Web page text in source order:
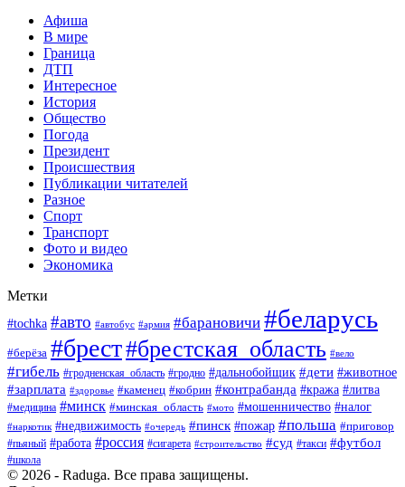
Афиша
В мире
Граница
ДТП
Интересное
История
Общество
Погода
Президент
Происшествия
Публикации читателей
Разное
Спорт
Транспорт
Фото и видео
Экономика
Метки
#tochka #авто #автобус #армия #барановичи #беларусь
#берёза #брест#брестская_область #вело
#гибель #гродненская_область #гродно #дальнобойщик #дети #животное
#зарплата #здоровье #каменец #кобрин #контрабанда #кража #литва
#медицина #минск #минская_область #мото #мошенничество #налог
#наркотик #недвижимость #очередь #пинск #пожар #польша #приговор
#пьяный #работа #россия #сигарета #строительство #суд #такси #футбол
#школа
© 2026 - Raduga. Все права защищены.